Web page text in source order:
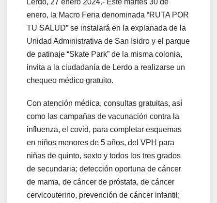
Lerdo, 27 enero 2024.- Este martes 30 de
enero, la Macro Feria denominada “RUTA POR
TU SALUD” se instalará en la explanada de la
Unidad Administrativa de San Isidro y el parque
de patinaje “Skate Park” de la misma colonia,
invita a la ciudadanía de Lerdo a realizarse un
chequeo médico gratuito.
Con atención médica, consultas gratuitas, así
como las campañas de vacunación contra la
influenza, el covid, para completar esquemas
en niños menores de 5 años, del VPH para
niñas de quinto, sexto y todos los tres grados
de secundaria; detección oportuna de cáncer
de mama, de cáncer de próstata, de cáncer
cervicouterino, prevención de cáncer infantil;